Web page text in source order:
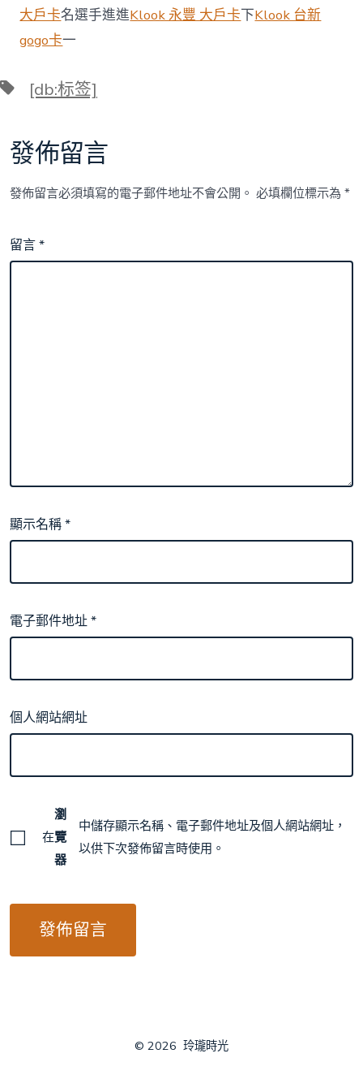
大戶卡名選手進進Klook 永豐 大戶卡下Klook 台新
gogo卡一
標 [db:标签]
發佈留言
發佈留言必須填寫的電子郵件地址不會公開。 必填欄位標示為*
留言*
顯示名稱*
電子郵件地址*
個人網站網址
在
瀏
覽
器
中儲存顯示名稱、電子郵件地址及個人網站網址，
以供下次發佈留言時使用。
© 2026 玲瓏時光